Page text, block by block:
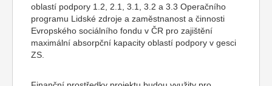
oblastí podpory 1.2, 2.1, 3.1, 3.2 a 3.3 Operačního
programu Lidské zdroje a zaměstnanost a činnosti
Evropského sociálního fondu v ČR pro zajištění
maximální absorpční kapacity oblastí podpory v gesci
ZS.